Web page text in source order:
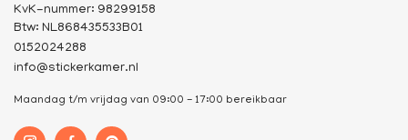
KvK-nummer: 98299158
Btw: NL868435533B01
0152024288
info@stickerkamer.nl
Maandag t/m vrijdag van 09:00 - 17:00 bereikbaar